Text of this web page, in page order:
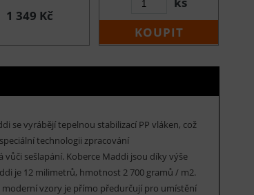
1 349 Kč
KOUPIT
se vyrábějí tepelnou stabilizací PP vláken, což
technologii zpracování
sešlapání. Koberce Maddi jsou díky výše
je 12 milimetrů, hmotnost 2 700 gramů / m2.
moderní vzory je přímo předurčují pro umístění